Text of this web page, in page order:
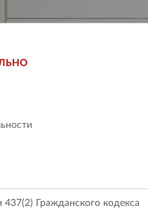
Гражданского кодекса